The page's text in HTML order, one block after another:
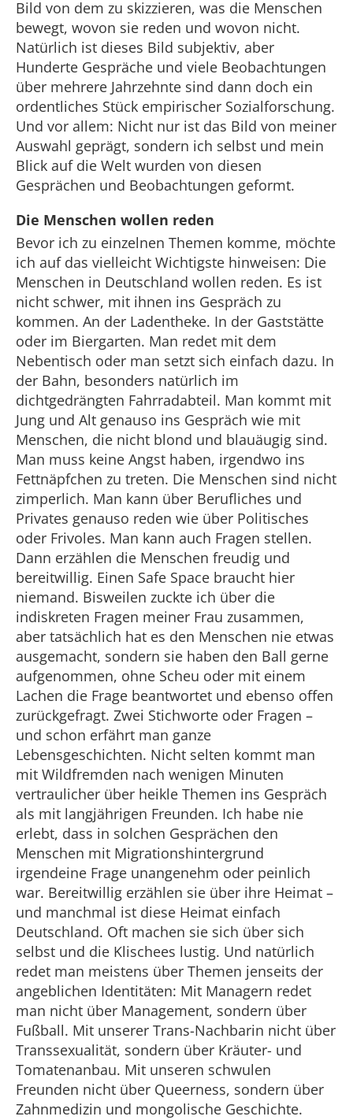
Bild von dem zu skizzieren, was die Menschen
bewegt, wovon sie reden und wovon nicht.
Natürlich ist dieses Bild subjektiv, aber
Hunderte Gespräche und viele Beobachtungen
über mehrere Jahrzehnte sind dann doch ein
ordentliches Stück empirischer Sozialforschung.
Und vor allem: Nicht nur ist das Bild von meiner
Auswahl geprägt, sondern ich selbst und mein
Blick auf die Welt wurden von diesen
Gesprächen und Beobachtungen geformt.
Die Menschen wollen reden
Bevor ich zu einzelnen Themen komme, möchte
ich auf das vielleicht Wichtigste hinweisen: Die
Menschen in Deutschland wollen reden. Es ist
nicht schwer, mit ihnen ins Gespräch zu
kommen. An der Ladentheke. In der Gaststätte
oder im Biergarten. Man redet mit dem
Nebentisch oder man setzt sich einfach dazu. In
der Bahn, besonders natürlich im
dichtgedrängten Fahrradabteil. Man kommt mit
Jung und Alt genauso ins Gespräch wie mit
Menschen, die nicht blond und blauäugig sind.
Man muss keine Angst haben, irgendwo ins
Fettnäpfchen zu treten. Die Menschen sind nicht
zimperlich. Man kann über Berufliches und
Privates genauso reden wie über Politisches
oder Frivoles. Man kann auch Fragen stellen.
Dann erzählen die Menschen freudig und
bereitwillig. Einen Safe Space braucht hier
niemand. Bisweilen zuckte ich über die
indiskreten Fragen meiner Frau zusammen,
aber tatsächlich hat es den Menschen nie etwas
ausgemacht, sondern sie haben den Ball gerne
aufgenommen, ohne Scheu oder mit einem
Lachen die Frage beantwortet und ebenso offen
zurückgefragt. Zwei Stichworte oder Fragen –
und schon erfährt man ganze
Lebensgeschichten. Nicht selten kommt man
mit Wildfremden nach wenigen Minuten
vertraulicher über heikle Themen ins Gespräch
als mit langjährigen Freunden. Ich habe nie
erlebt, dass in solchen Gesprächen den
Menschen mit Migrationshintergrund
irgendeine Frage unangenehm oder peinlich
war. Bereitwillig erzählen sie über ihre Heimat –
und manchmal ist diese Heimat einfach
Deutschland. Oft machen sie sich über sich
selbst und die Klischees lustig. Und natürlich
redet man meistens über Themen jenseits der
angeblichen Identitäten: Mit Managern redet
man nicht über Management, sondern über
Fußball. Mit unserer Trans-Nachbarin nicht über
Transsexualität, sondern über Kräuter- und
Tomatenanbau. Mit unseren schwulen
Freunden nicht über Queerness, sondern über
Zahnmedizin und mongolische Geschichte.